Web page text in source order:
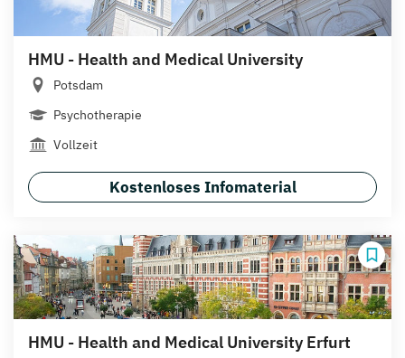
HMU - Health and Medical University
Potsdam
Psychotherapie
Vollzeit
Kostenloses Infomaterial
HMU - Health and Medical University Erfurt